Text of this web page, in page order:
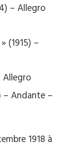
– Allegro
(1915) –
Allegro
– Andante –
1918 à